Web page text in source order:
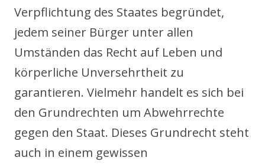
Verpflichtung des Staates begründet,
jedem seiner Bürger unter allen
Umständen das Recht auf Leben und
körperliche Unversehrtheit zu
garantieren. Vielmehr handelt es sich bei
den Grundrechten um Abwehrrechte
gegen den Staat. Dieses Grundrecht steht
auch in einem gewissen